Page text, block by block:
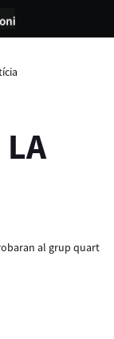
LA
al grup quart